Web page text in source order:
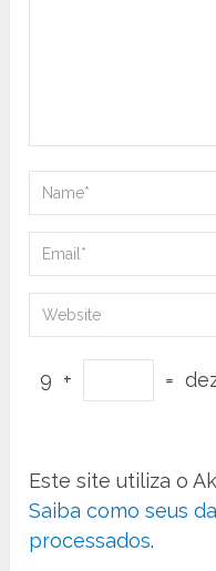
9 + =
Este site utiliza o
Saiba como seus
processados.